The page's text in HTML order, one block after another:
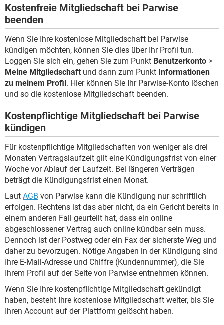
Kostenfreie Mitgliedschaft bei Parwise
beenden
Wenn Sie Ihre kostenlose Mitgliedschaft bei Parwise
kündigen möchten, können Sie dies über Ihr Profil tun.
Loggen Sie sich ein, gehen Sie zum Punkt Benutzerkonto >
Meine Mitgliedschaft und dann zum Punkt Informationen
zu meinem Profil. Hier können Sie Ihr Parwise-Konto löschen
und so die kostenlose Mitgliedschaft beenden.
Kostenpflichtige Mitgliedschaft bei Parwise
kündigen
Für kostenpflichtige Mitgliedschaften von weniger als drei
Monaten Vertragslaufzeit gilt eine Kündigungsfrist von einer
Woche vor Ablauf der Laufzeit. Bei längeren Verträgen
beträgt die Kündigungsfrist einen Monat.
Laut AGB von Parwise kann die Kündigung nur schriftlich
erfolgen. Rechtens ist das aber nicht, da ein Gericht bereits in
einem anderen Fall geurteilt hat, dass ein online
abgeschlossener Vertrag auch online kündbar sein muss.
Dennoch ist der Postweg oder ein Fax der sicherste Weg und
daher zu bevorzugen. Nötige Angaben in der Kündigung sind
Ihre E-Mail-Adresse und Chiffre (Kundennummer), die Sie
Ihrem Profil auf der Seite von Parwise entnehmen können.
Wenn Sie Ihre kostenpflichtige Mitgliedschaft gekündigt
haben, besteht Ihre kostenlose Mitgliedschaft weiter, bis Sie
Ihren Account auf der Plattform gelöscht haben.